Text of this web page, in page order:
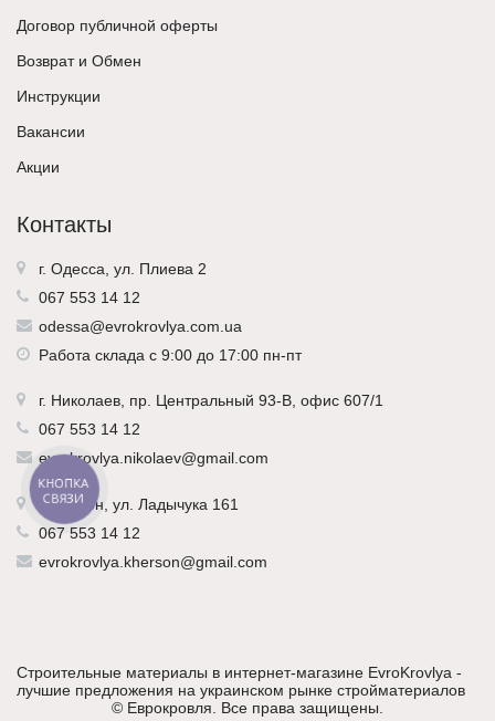
Договор публичной оферты
Возврат и Обмен
Инструкции
Вакансии
Акции
Контакты
г. Одесса, ул. Плиева 2
067 553 14 12
odessa@evrokrovlya.com.ua
Работа склада с 9:00 до 17:00 пн-пт
г. Николаев , пр. Центральный 93-В, офис 607/1
067 553 14 12
evrokrovlya.nikolaev@gmail.com
г.Херсон , ул. Ладычука 161
067 553 14 12
evrokrovlya.kherson@gmail.com
Строительные материалы в интернет-магазине EvroKrovlya -
лучшие предложения на украинском рынке стройматериалов
© Еврокровля . Все права защищены.
КНОПКА
СВЯЗИ